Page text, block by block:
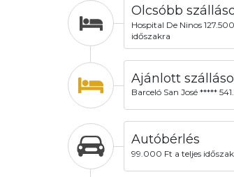
Olcsóbb
Hospital De Ninos
időszakra
Ajánlott
Barceló San José *****
Autóbérlés
99.000 Ft a teljes